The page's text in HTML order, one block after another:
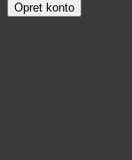
Opret konto